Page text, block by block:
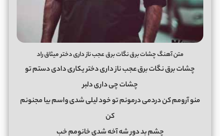
متن آهنگ چشات برق نگات برق عجب ناز داری دختر میثاق راد
چشات برق نگات برق عجب ناز داری دختر یکاری دادی دستم تو
چشات چی داری دلبر
منو آرومم کن دردمی درمونم تو خود لیلی شدی واسم بیا مجنونم
کن
چشم بد دور شه آخه شدی خانومم خب